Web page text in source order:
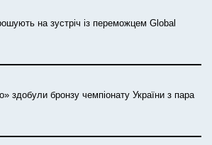
на зустріч із переможцем Global
здобули бронзу чемпіонату України з пара